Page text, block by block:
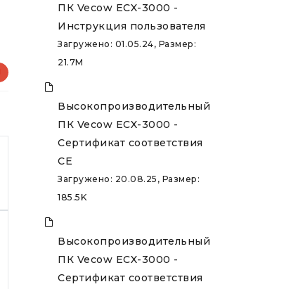
ПК Vecow ECX-3000 -
Инструкция пользователя
Загружено: 01.05.24, Размер:
21.7M
Высокопроизводительный
ПК Vecow ECX-3000 -
Сертификат соответствия
CE
Загружено: 20.08.25, Размер:
185.5K
Высокопроизводительный
ПК Vecow ECX-3000 -
Сертификат соответствия